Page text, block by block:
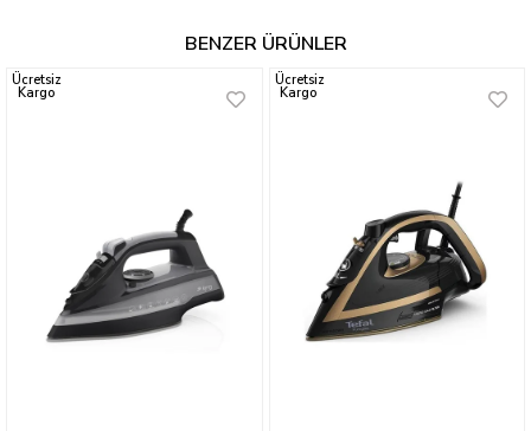
BENZER ÜRÜNLER
Ücretsiz
Kargo
Ücretsiz
Kargo